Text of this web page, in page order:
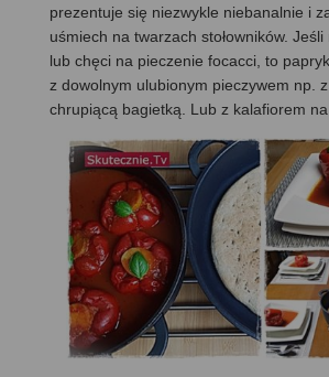
prezentuje się niezwykle niebanalnie i
uśmiech na twarzach stołowników.
lub chęci na pieczenie focacci, to
z dowolnym ulubionym pieczywem np.
chrupiącą bagietką. Lub z kalafiorem na